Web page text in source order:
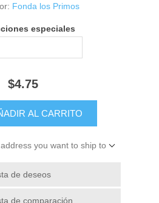
Fonda los Primos
especiales
$4.75
you want to ship to